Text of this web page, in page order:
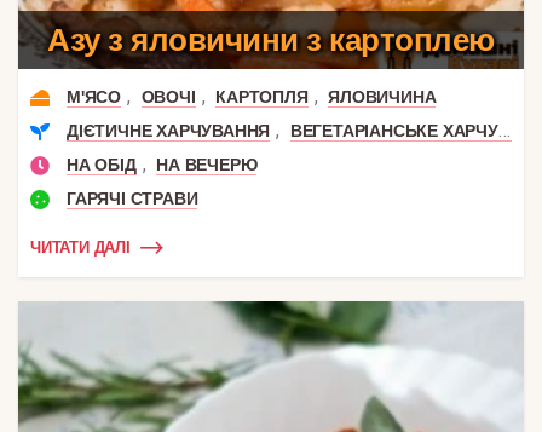
Азу з яловичини з картоплею
М'ЯСО , ОВОЧІ , КАРТОПЛЯ , ЯЛОВИЧИНА
ДІЄТИЧНЕ ХАРЧУВАННЯ ,
ВЕГЕТАРІАНСЬКЕ ХАРЧУВАННЯ
НА ОБІД ,
НА ВЕЧЕРЮ
ГАРЯЧІ СТРАВИ
ЧИТАТИ ДАЛІ